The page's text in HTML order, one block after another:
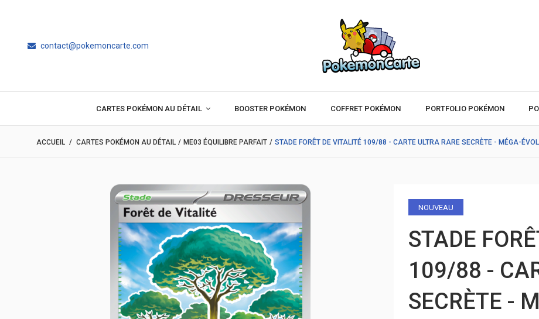
contact@pokemoncarte.com
CARTES POKÉMON AU DÉTAIL BOOSTER POKÉMON COFFRET POKÉMON PORTFOLIO POKÉMON
ACCUEIL / CARTES POKÉMON AU DÉTAIL / ME03 ÉQUILIBRE PARFAIT / STADE FORÊT DE VITALITÉ 109/88 - CARTE ULTRA RARE SECRÈTE - MÉGA-
NOUVEAU
STADE
109/88 -
SECRÈTE -